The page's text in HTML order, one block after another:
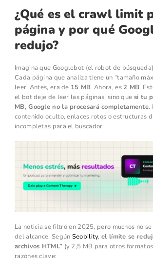
¿Qué es el crawl limit
página y por qué
redujo?
Imagina que Googlebot (el robot de
Cada página que analiza tiene un “tamaño
leer. Antes, era de 15 MB. Ahora, es 2 MB.
el bot deje de leer las páginas, sino que si tu
MB, Google no la procesará completamente.
contenido oculto, enlaces rotos o estructuras
incompletas para el buscador.
La noticia se filtró en 2025, pero muchos no
del alcance. Según Seobility,el límite se
archivos HTML” (y 2,5 MB para otros
razones clave: